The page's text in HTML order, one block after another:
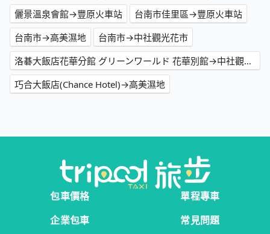
儷景溫泉會館→豐原火車站
台南市佳里區→豐原火車站
台南市→高美濕地
台南市→中社觀光花市
洛碁大飯店花華分館 グリーンワールド 花華別館→中社觀光花市
巧合大飯店(Chance Hotel)→高美濕地
包車價格
單程專車
企業包車
常見問題